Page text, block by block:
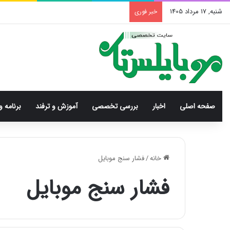
شنبه, 17 مرداد 1405 خبر فوری
صفحه اصلی اخبار بررسی‌ تخصصی آموزش و ترفند برنامه
خانه/فشار سنج موبایل
فشار سنج موبایل